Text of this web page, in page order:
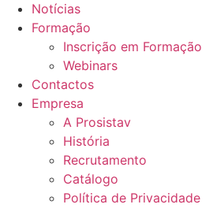
Notícias
Formação
Inscrição em Formação
Webinars
Contactos
Empresa
A Prosistav
História
Recrutamento
Catálogo
Política de Privacidade